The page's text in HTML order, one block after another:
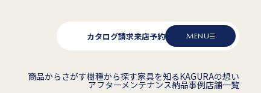
カタログ請求来店予約 MENU
商品からさがす樹種から探す家具を知るKAGURAの想い
アフターメンテナンス納品事例店舗一覧